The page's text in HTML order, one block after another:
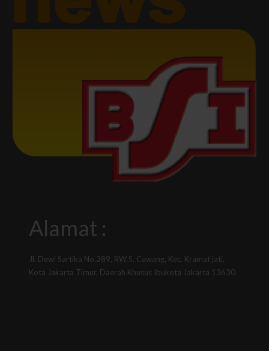
Alamat :
Jl. Dewi Sartika No.289, RW.5, Cawang, Kec. Kramat jati,
Kota Jakarta Timur, Daerah Khusus Ibukota Jakarta 13630